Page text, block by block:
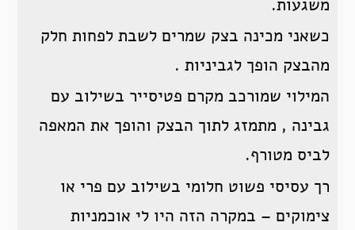
משגעות.
כשאני מכינה בצק שמרים לשבת לפחות חלק
מהבצק הופך לגביניות .
המילוי שמורכב מקרם פטיסייר בשילוב עם
גבינה , מתמזג לתוך הבצק והופך את המאפה
לביס מטורף.
רך עסיסי פשוט חלומי בשילוב עם פרי או
צימוקים – במקרה הזה היו לי אוכמניות